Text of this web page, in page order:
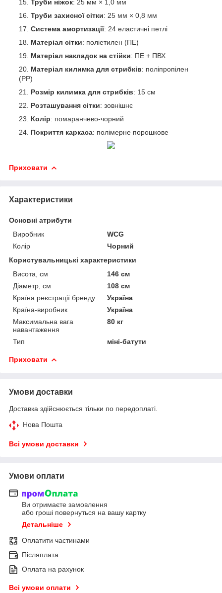
Труби ніжок: 25 мм × 1,0 мм
Труби захисної сітки: 25 мм × 0,8 мм
Система амортизації: 24 еластичні петлі
Матеріал сітки: поліетилен (ПЕ)
Матеріал накладок на стійки: ПЕ + ПВХ
Матеріал килимка для стрибків: поліпропілен
(PP)
Розмір килимка для стрибків: 15 см
Розташування сітки: зовнішнє
Колір: помаранчево-чорний
Покриття каркаса: полімерне порошкове
Приховати
Характеристики
Основні атрибути
Виробник
WCG
Колір
Чорний
Користувальницькі характеристики
Висота, см
146 см
Діаметр, см
108 см
Країна реєстрації бренду
Україна
Країна-виробник
Україна
Максимальна вага
навантаження
80 кг
Тип міні-батути
Приховати
Умови доставки
Доставка здійснюється тільки по передоплаті.
Нова Пошта
Всі умови доставки
Умови оплати
Ви отримаєте замовлення
або гроші повернуться на вашу картку
Детальніше
Оплатити частинами
Післяплата
Оплата на рахунок
Всі умови оплати